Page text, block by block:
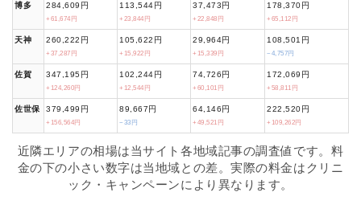
博多 284,609円
+61,674円
113,544円
+23,844円
37,473円
+22,848円
178,370円
+65,112円
天神 260,222円
+37,287円
105,622円
+15,922円
29,964円
+15,339円
108,501円
−4,757円
佐賀 347,195円
+124,260円
102,244円
+12,544円
74,726円
+60,101円
172,069円
+58,811円
佐世保 379,499円
+156,564円
89,667円
−33円
64,146円
+49,521円
222,520円
+109,262円
近隣エリアの相場は当サイト各地域記事の調査値です。料
金の下の小さい数字は当地域との差。実際の料金はクリニ
ック・キャンペーンにより異なります。